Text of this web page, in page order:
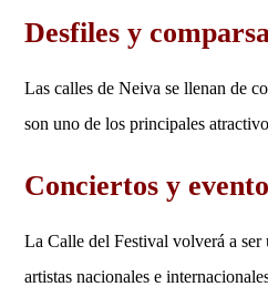
Desfiles y
Las calles de Neiva se llenan de
son uno de los principales
Conciertos y
La Calle del Festival volverá a ser
artistas nacionales e